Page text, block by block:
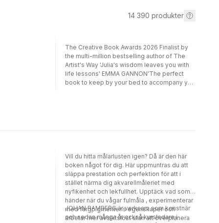
14 390 produkter
The Creative Book Awards 2026 Finalist by
the multi-million bestselling author of The
Artist's Way 'Julia's wisdom leaves you with
life lessons' EMMA GANNON'The perfect
book to keep by your bed to accompany you
from the bestselling author of The Artist's
Way is the perfect addition for anyone
seeking meaning and direction in their life. A
beautiful companion to Cameron's life-
changing creative process, The Daily Artist's
Way features 366 page-a-day quotations,
minute meditations and journal prompts to
follow throughout the year. Helping us start
Vill du hitta målarlusten igen? Då är den här
boken något för dig. Här uppmuntras du att
släppa prestation och perfektion för att i
stället närma dig akvarellmåleriet med
nyfikenhet och lekfullhet. Upptäck vad som
händer när du vågar fulmåla , experimenterar
med färgpigmentens egenskaper och
arbetar mer avsiktslöst utan att överplanera
JOHAN RAMBERG är verksam som konstnär
och sedan många år också kursledare i